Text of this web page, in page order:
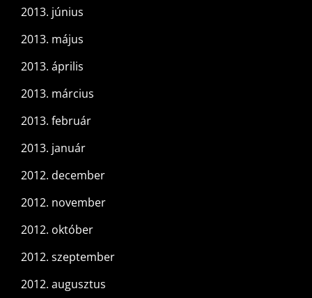
2013. június
2013. május
2013. április
2013. március
2013. február
2013. január
2012. december
2012. november
2012. október
2012. szeptember
2012. augusztus